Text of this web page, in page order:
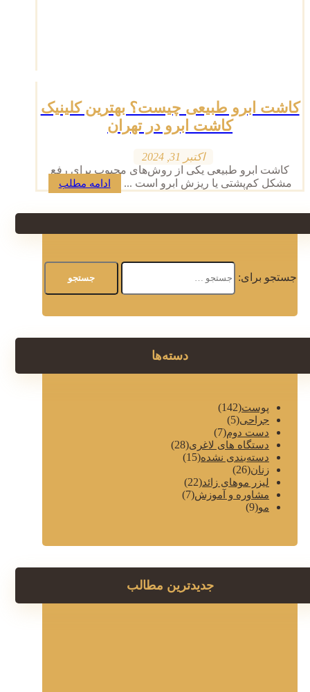
کاشت ابرو طبیعی چیست؟ بهترین کلینیک
کاشت ابرو در تهران
اکتبر 31, 2024
کاشت ابرو طبیعی یکی از روش‌های محبوب برای رفع
مشکل کم‌پشتی یا ریزش ابرو است ...
ادامه مطلب
جستجو برای:
دسته‌ها
پوست(142)
جراحی(5)
دست دوم(7)
دستگاه های لاغری(28)
دسته‌بندی نشده(15)
زنان(26)
لیزر موهای زائد(22)
مشاوره و آموزش(7)
مو(9)
جدیدترین مطالب